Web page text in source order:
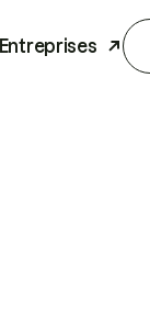
Entreprises